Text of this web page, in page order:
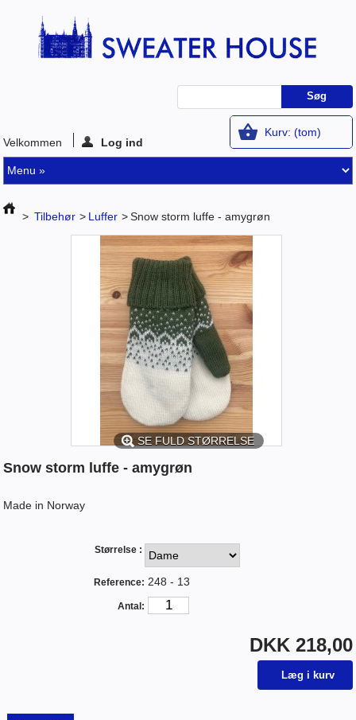
Kurv: (tom)
Velkommen
Log ind
> Tilbehør > Luffer > Snow storm luffe - amygrøn
SE FULD STØRRELSE
Snow storm luffe - amygrøn
Made in Norway
Størrelse :
Reference: 248 - 13
Antal:
DKK 218,00